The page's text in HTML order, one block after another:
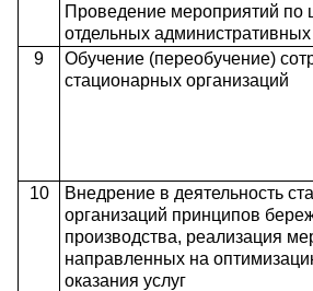
Проведение мероприятий по
отдельных
9
Обучение (переобучение)
стационарных организаций
10
Внедрение в деятельность
организаций принципов
производства, реализация
направленных на
оказания услуг